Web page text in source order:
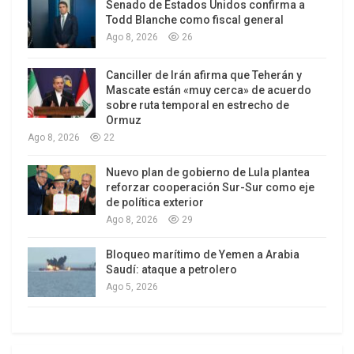
Resistencia”.
sus enemigos fue claro y contundente: bajo esta
doctrina las viejas reglas ya no tienen vigencia.
Durante años, los analistas occidentales han
caracterizado la doctrina de disuasión iraní como
fundamentalmente reactiva: Israel y EU atacaban
primero, Irán y sus aliados absorbían los golpes,
los movimientos de resistencia respondían dentro
de los límites calculados por Washington y Tel
Aviv, y los países de la vieja Europa, la ONU y la
izquierda políticamente correcta observaban el
peligroso espectáculo a buen recaudo y desde
Senado de Estados Unidos confirma a
Todd Blanche como fiscal general
Ago 8, 2026 26
Canciller de Irán afirma que Teherán y
Mascate están «muy cerca» de acuerdo
sobre ruta temporal en estrecho de
Ormuz
Ago 8, 2026 22
Nuevo plan de gobierno de Lula plantea
reforzar cooperación Sur-Sur como eje
de política exterior
Ago 8, 2026 29
Bloqueo marítimo de Yemen a Arabia
Saudí: ataque a petrolero
Ago 5, 2026